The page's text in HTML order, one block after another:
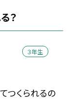
？
３年生
つくられるの